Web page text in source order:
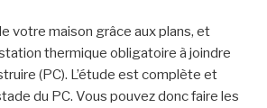
votre maison grâce aux plans, et
thermique obligatoire à joindre
(PC). L’étude est complète et
du PC. Vous pouvez donc faire les